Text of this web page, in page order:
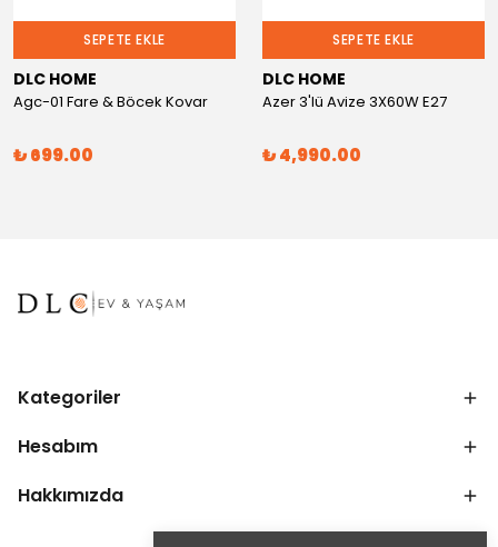
SEPETE EKLE
DLC HOME
Agc-01 Fare & Böcek Kovar
₺ 699.00
SEPETE EKLE
DLC HOME
Azer 3'lü Avize 3X60W E27
₺ 4,990.00
Kategoriler
Hesabım
Hakkımızda